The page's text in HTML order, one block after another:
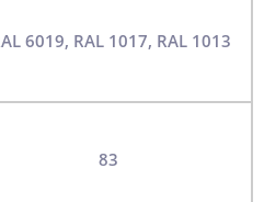
RAL 6019, RAL 1017, RAL 1013
83